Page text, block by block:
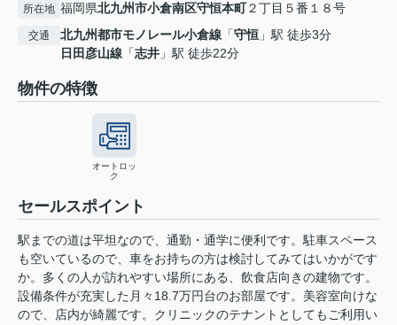
所在地 福岡県北九州市小倉南区守恒本町２丁目５番１８号
交通 北九州都市モノレール小倉線 「守恒 」駅 徒歩3分
日田彦山線 「志井 」駅 徒歩22分
物件の特徴
オートロッ
ク
セールスポイント
駅までの道は平坦なので、通勤・通学に便利です。駐車スペース
も空いているので、車をお持ちの方は検討してみてはいかがです
か。多くの人が訪れやすい場所にある、飲食店向きの建物です。
設備条件が充実した月々18.7万円台のお部屋です。美容室向けな
ので、店内が綺麗です。クリニックのテナントとしてもご利用い